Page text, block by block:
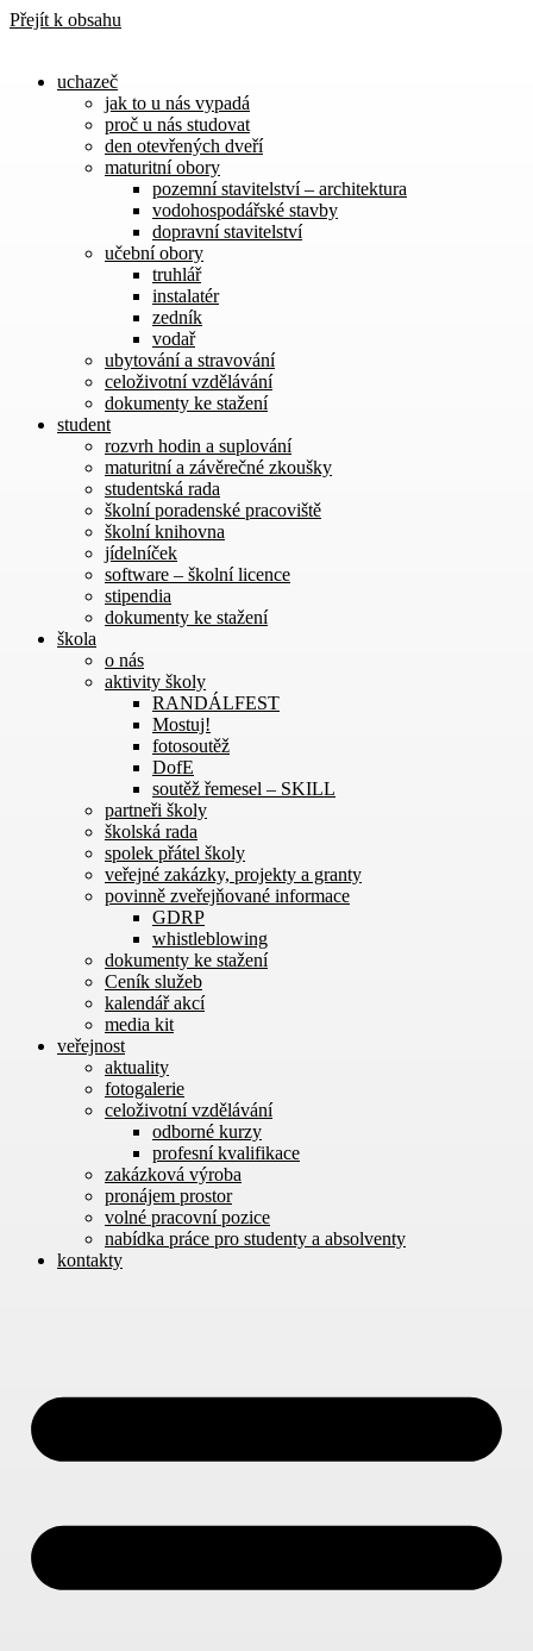
Přejít k obsahu
uchazeč
jak to u nás vypadá
proč u nás studovat
den otevřených dveří
maturitní obory
pozemní stavitelství – architektura
vodohospodářské stavby
dopravní stavitelství
učební obory
truhlář
instalatér
zedník
vodař
ubytování a stravování
celoživotní vzdělávání
dokumenty ke stažení
student
rozvrh hodin a suplování
maturitní a závěrečné zkoušky
studentská rada
školní poradenské pracoviště
školní knihovna
jídelníček
software – školní licence
stipendia
dokumenty ke stažení
škola
o nás
aktivity školy
RANDÁLFEST
Mostuj!
fotosoutěž
DofE
soutěž řemesel – SKILL
partneři školy
školská rada
spolek přátel školy
veřejné zakázky, projekty a granty
povinně zveřejňované informace
GDRP
whistleblowing
dokumenty ke stažení
Ceník služeb
kalendář akcí
media kit
veřejnost
aktuality
fotogalerie
celoživotní vzdělávání
odborné kurzy
profesní kvalifikace
zakázková výroba
pronájem prostor
volné pracovní pozice
nabídka práce pro studenty a absolventy
kontakty